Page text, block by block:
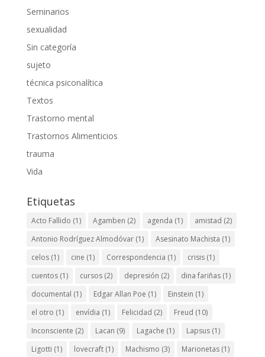
Seminarios
sexualidad
Sin categoría
sujeto
técnica psiconalítica
Textos
Trastorno mental
Trastornos Alimenticios
trauma
Vida
Etiquetas
Acto Fallido (1) Agamben (2) agenda (1) amistad (2)
Antonio Rodríguez Almodóvar(1) Asesinato Machista (1)
celos(1) cine (1) Correspondencia (1) crisis(1)
cuentos(1) cursos(2) depresión (2) dina fariñas(1)
documental (1) Edgar Allan Poe (1) Einstein (1)
el otro (1) envídia (1) Felicidad (2) Freud (10)
Inconsciente (2) Lacan (9) Lagache (1) Lapsus(1)
Ligotti (1) lovecraft(1) Machismo (3) Marionetas(1)